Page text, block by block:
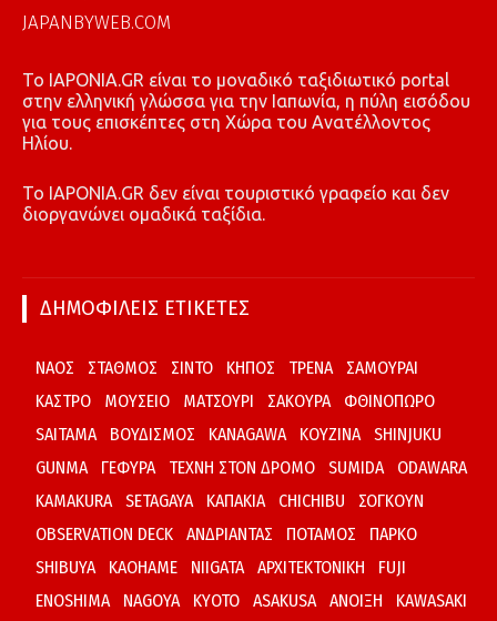
JAPANBYWEB.COM
To IAPONIA.GR είναι το μοναδικό ταξιδιωτικό portal
στην ελληνική γλώσσα για την Ιαπωνία, η πύλη εισόδου
για τους επισκέπτες στη Χώρα του Ανατέλλοντος
Ηλίου.
To IAPONIA.GR δεν είναι τουριστικό γραφείο και δεν
διοργανώνει ομαδικά ταξίδια.
ΔΗΜΟΦΙΛΕΙΣ ΕΤΙΚΕΤΕΣ
ΝΑΟΣ ΣΤΑΘΜΟΣ ΣΙΝΤΟ ΚΗΠΟΣ ΤΡΕΝΑ
ΣΑΜΟΥΡΑΙ
ΚΑΣΤΡΟ
ΜΟΥΣΕΙΟ ΜΑΤΣΟΥΡΙ ΣΑΚΟΥΡΑ
ΦΘΙΝΟΠΩΡΟ
SAITAMA
ΒΟΥΔΙΣΜΟΣ KANAGAWA ΚΟΥΖΙΝΑ
SHINJUKU
GUNMA
ΓΕΦΥΡΑ ΤΕΧΝΗ ΣΤΟΝ ΔΡΟΜΟ SUMIDA
ODAWARA
KAMAKURA
SETAGAYA ΚΑΠΑΚΙΑ CHICHIBU
ΣΟΓΚΟΥΝ
OBSERVATION DECK
ΑΝΔΡΙΑΝΤΑΣ ΠΟΤΑΜΟΣ
ΠΑΡΚΟ
SHIBUYA
KAOHAME NIIGATA ΑΡΧΙΤΕΚΤΟΝΙΚΗ
FUJI
ENOSHIMA
NAGOYA KYOTO ASAKUSA ΑΝΟΙΞΗ KAWASAKI